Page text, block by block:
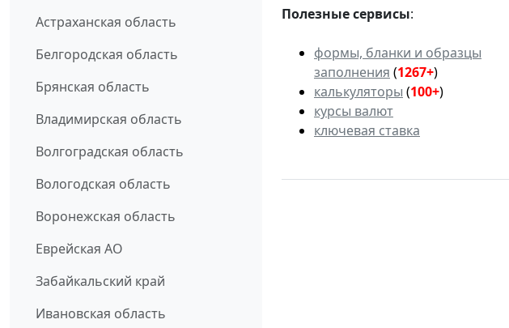
Астраханская область
Белгородская область
Брянская область
Владимирская область
Волгоградская область
Вологодская область
Воронежская область
Еврейская АО
Забайкальский край
Ивановская область
Полезные сервисы:
формы, бланки и образцы
заполнения (1267+)
калькуляторы (100+)
курсы валют
ключевая ставка